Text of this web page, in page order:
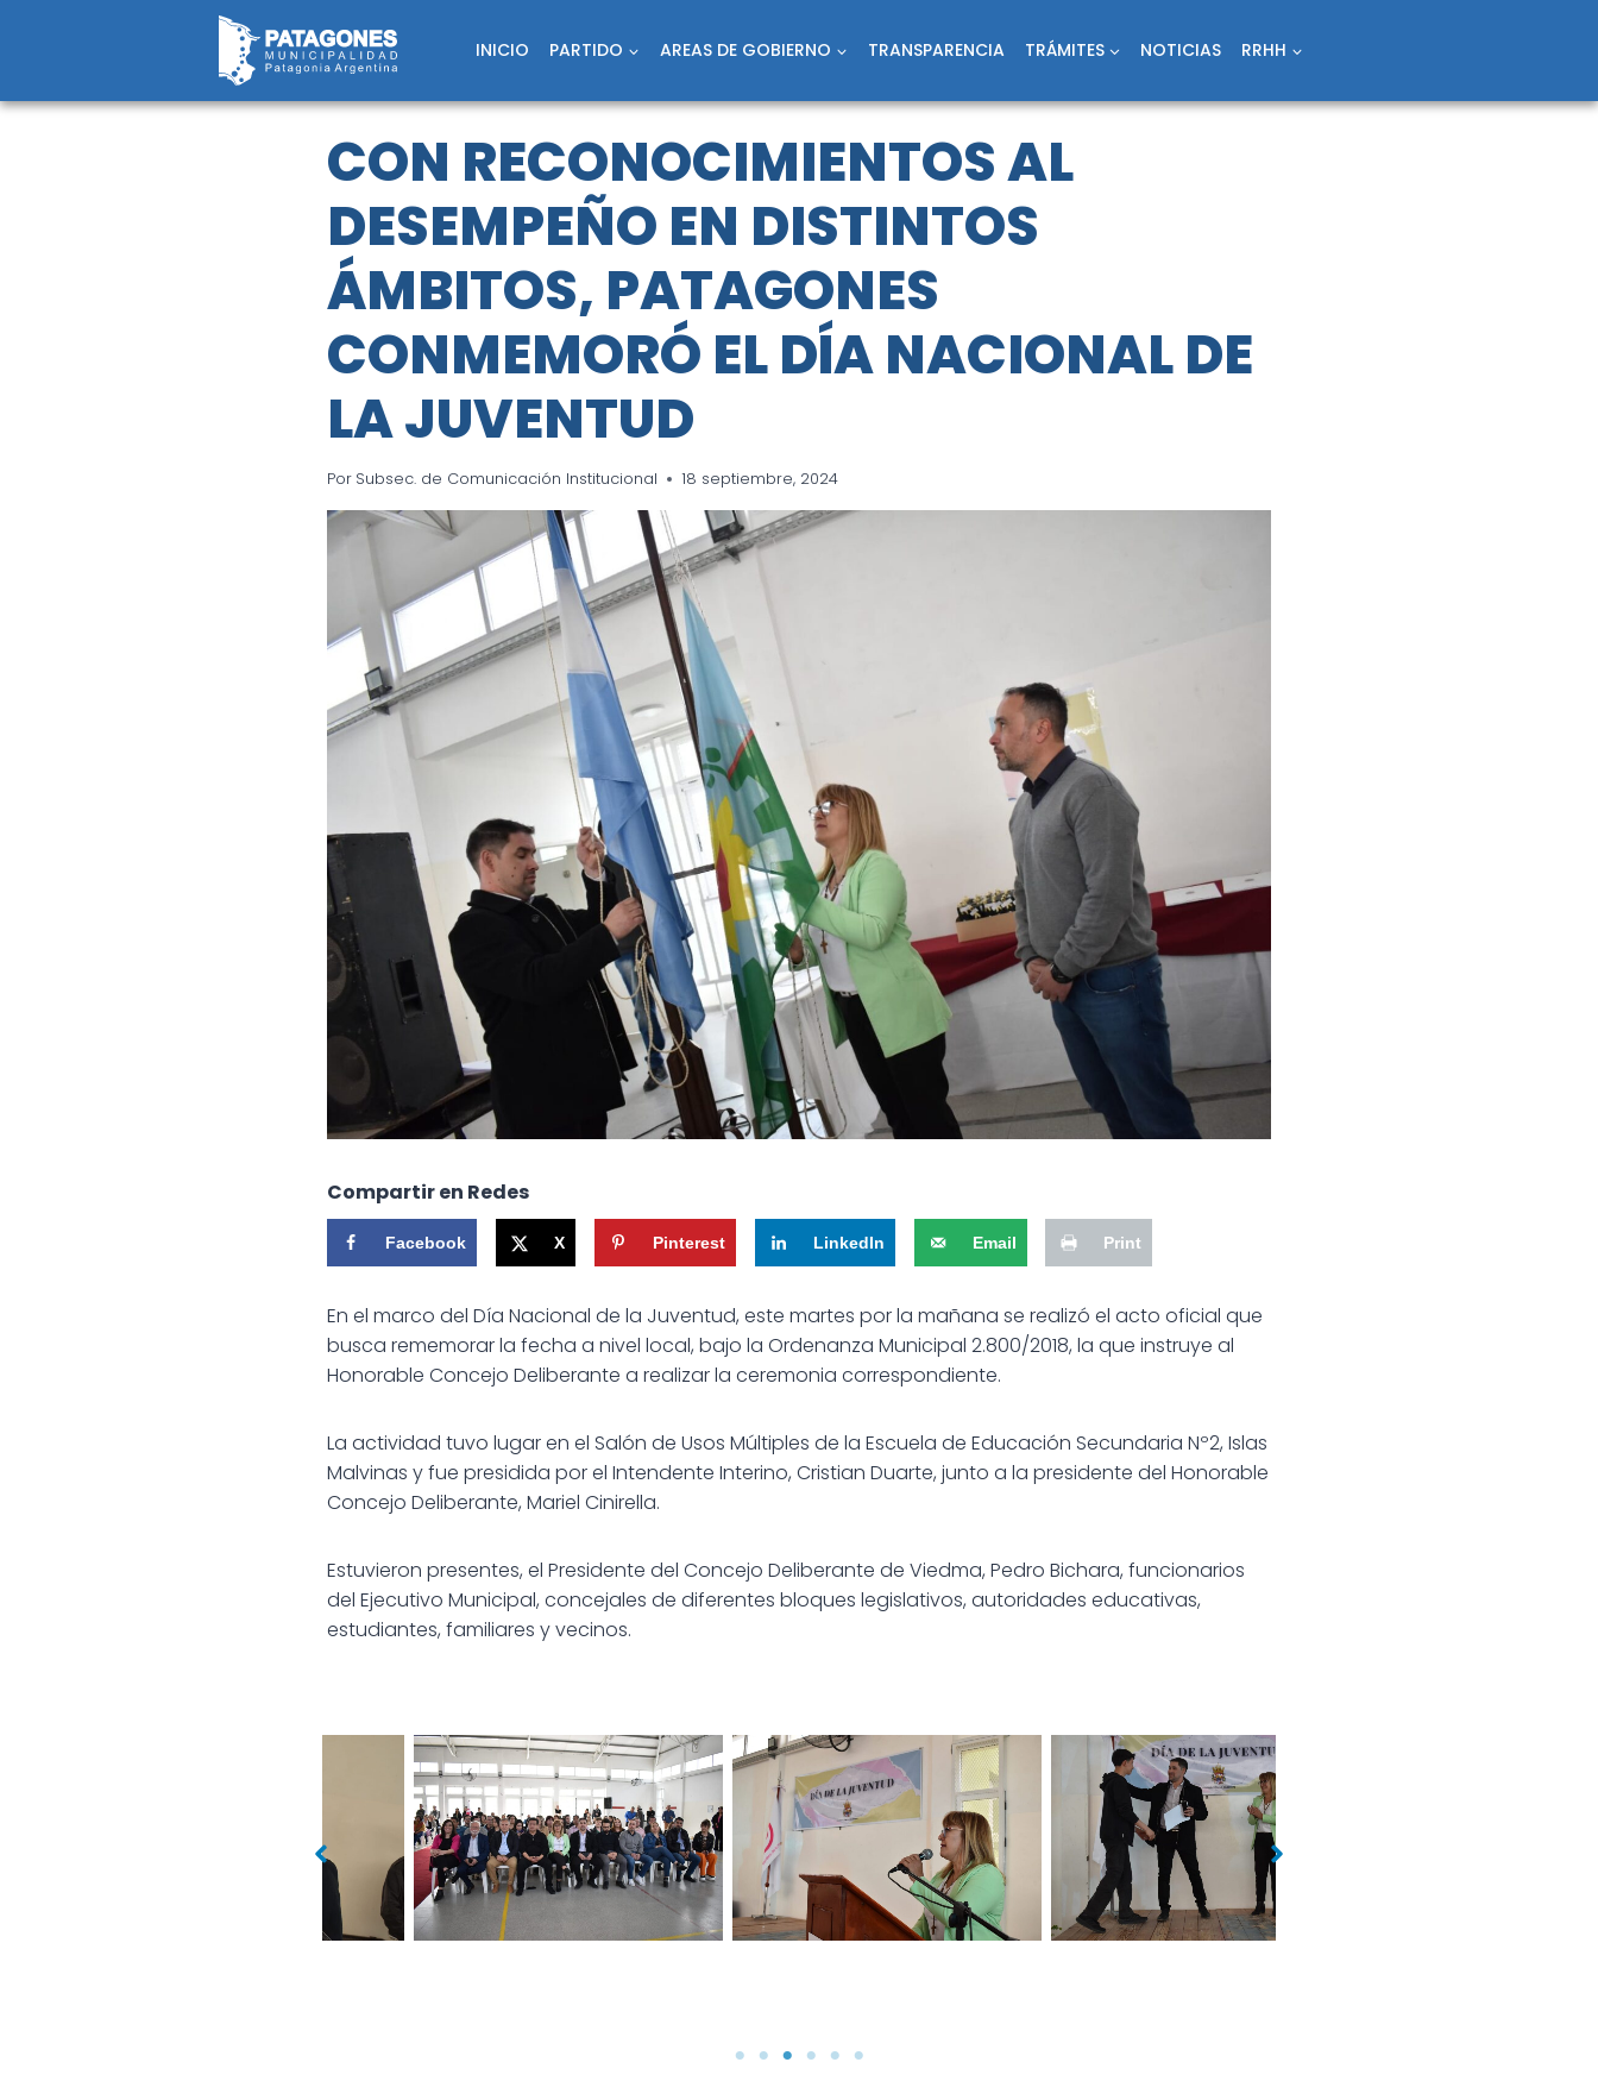
INICIO PARTIDO AREAS DE GOBIERNO TRANSPARENCIA TRÁMITES NOTICIAS RRHH
CON RECONOCIMIENTOS AL
DESEMPEÑO EN DISTINTOS
ÁMBITOS, PATAGONES
CONMEMORÓ EL DÍA NACIONAL DE
LA JUVENTUD
Por Subsec. de Comunicación Institucional 18 septiembre, 2024
Compartir en Redes
Facebook X Pinterest LinkedIn Email Print
En el marco del Día Nacional de la Juventud, este martes por la mañana se realizó el acto oficial que
busca rememorar la fecha a nivel local, bajo la Ordenanza Municipal 2.800/2018, la que instruye al
Honorable Concejo Deliberante a realizar la ceremonia correspondiente.
La actividad tuvo lugar en el Salón de Usos Múltiples de la Escuela de Educación Secundaria Nº2, Islas
Malvinas y fue presidida por el Intendente Interino, Cristian Duarte, junto a la presidente del Honorable
Concejo Deliberante, Mariel Cinirella.
Estuvieron presentes, el Presidente del Concejo Deliberante de Viedma, Pedro Bichara, funcionarios
del Ejecutivo Municipal, concejales de diferentes bloques legislativos, autoridades educativas,
estudiantes, familiares y vecinos.
DÍA NACIONAL DE LA JUVENTUD DÍA NACIONAL DE LA JUVENTUD DÍA NACIONAL DE LA JUVENTUD